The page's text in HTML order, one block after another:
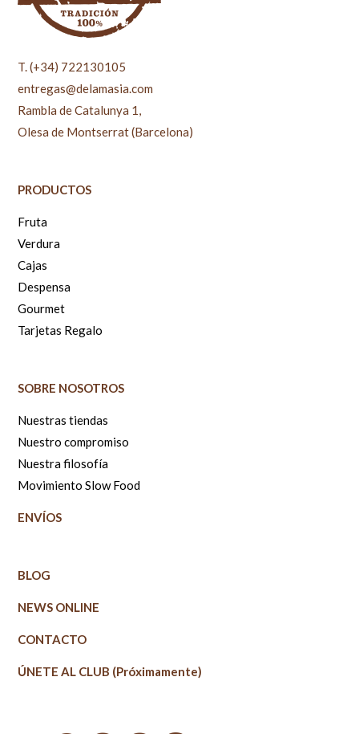
T. (+34) 722130105
entregas@delamasia.com
Rambla de Catalunya 1,
Olesa de Montserrat (Barcelona)
PRODUCTOS
Fruta
Verdura
Cajas
Despensa
Gourmet
Tarjetas Regalo
SOBRE NOSOTROS
Nuestras tiendas
Nuestro compromiso
Nuestra filosofía
Movimiento Slow Food
ENVÍOS
BLOG
NEWS ONLINE
CONTACTO
ÚNETE AL CLUB (Próximamente)